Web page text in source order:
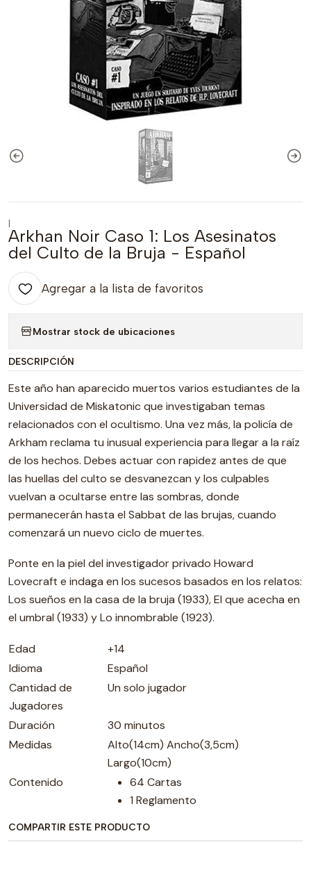
|
Arkhan Noir Caso 1: Los Asesinatos
del Culto de la Bruja - Español
Agregar a la lista de favoritos
Mostrar stock de ubicaciones
DESCRIPCIÓN
Este año han aparecido muertos varios estudiantes de la
Universidad de Miskatonic que investigaban temas
relacionados con el ocultismo. Una vez más, la policía de
Arkham reclama tu inusual experiencia para llegar a la raíz
de los hechos. Debes actuar con rapidez antes de que
las huellas del culto se desvanezcan y los culpables
vuelvan a ocultarse entre las sombras, donde
permanecerán hasta el Sabbat de las brujas, cuando
comenzará un nuevo ciclo de muertes.
Ponte en la piel del investigador privado Howard
Lovecraft e indaga en los sucesos basados en los relatos:
Los sueños en la casa de la bruja (1933), El que acecha en
el umbral (1933) y Lo innombrable (1923).
Edad
+14
Idioma
Español
Cantidad de
Jugadores
Un solo jugador
Duración
30 minutos
Medidas
Alto(14cm) Ancho(3,5cm)
Largo(10cm)
Contenido
64 Cartas
1 Reglamento
COMPARTIR ESTE PRODUCTO